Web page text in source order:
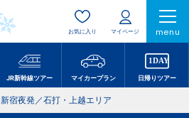
お気に入り マイページ menu
JR新幹線ツアー マイカープラン 日帰りツアー
新宿夜発／石打・上越エリア